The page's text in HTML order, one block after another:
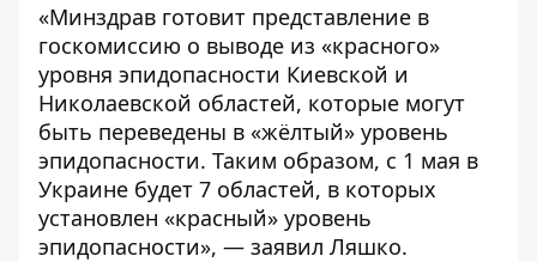
«Минздрав готовит представление в
госкомиссию о выводе из «красного»
уровня эпидопасности Киевской и
Николаевской областей, которые могут
быть переведены в «жёлтый» уровень
эпидопасности. Таким образом, с 1 мая в
Украине будет 7 областей, в которых
установлен «красный» уровень
эпидопасности», — заявил Ляшко.